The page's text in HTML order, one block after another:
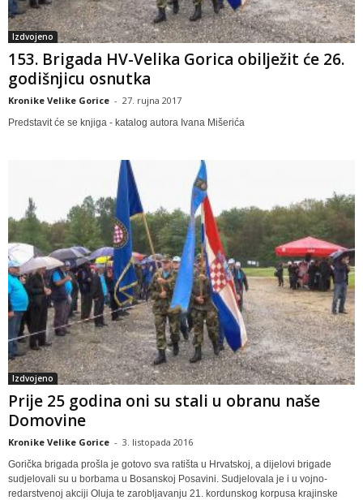
Izdvojeno
153. Brigada HV-Velika Gorica obilježit će 26.
godišnjicu osnutka
Kronike Velike Gorice - 27. rujna 2017
Predstavit će se knjiga - katalog autora Ivana Mišerića
Izdvojeno
Prije 25 godina oni su stali u obranu naše
Domovine
Kronike Velike Gorice - 3. listopada 2016
Gorička brigada prošla je gotovo sva ratišta u Hrvatskoj, a dijelovi brigade
sudjelovali su u borbama u Bosanskoj Posavini. Sudjelovala je i u vojno-
redarstvenoj akciji Oluja te zarobljavanju 21. kordunskog korpusa krajinske